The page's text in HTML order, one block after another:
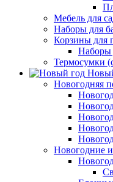
Мебель для
Наборы для
Корзины для
Наборы
Термосумки
Новогодняя
Новогодние